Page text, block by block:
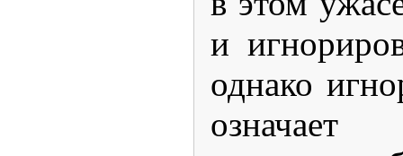
и
однако
означает